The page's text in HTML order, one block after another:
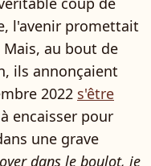
l'avenir promettait
au bout de
ils annonçaient
2022 s'être
encaisser pour
une grave
dans le boulot, je